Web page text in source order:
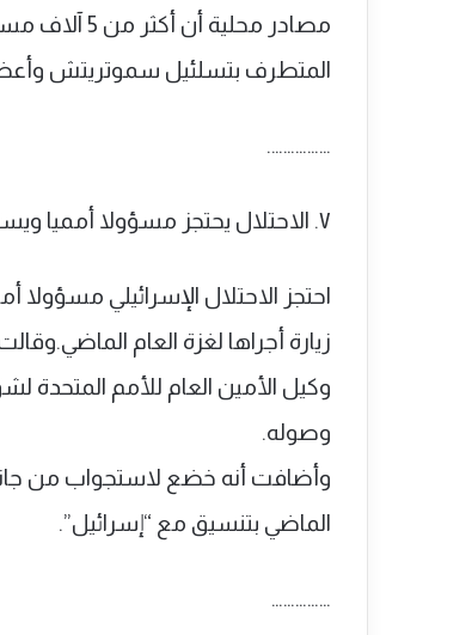
مصادر
المتطرف بتسلئيل سموتريتش
…………….
٧. الاحتلال يحتجز مسؤولا أمميا ويستجوبه بسب زيارته لغزة
زيارة أجراها لغزة العام
وكيل الأمين العام للأمم
وصوله.
وأضافت أنه خضع لاستجواب من
الماضي بتنسيق مع “إسرائيل”.
……………